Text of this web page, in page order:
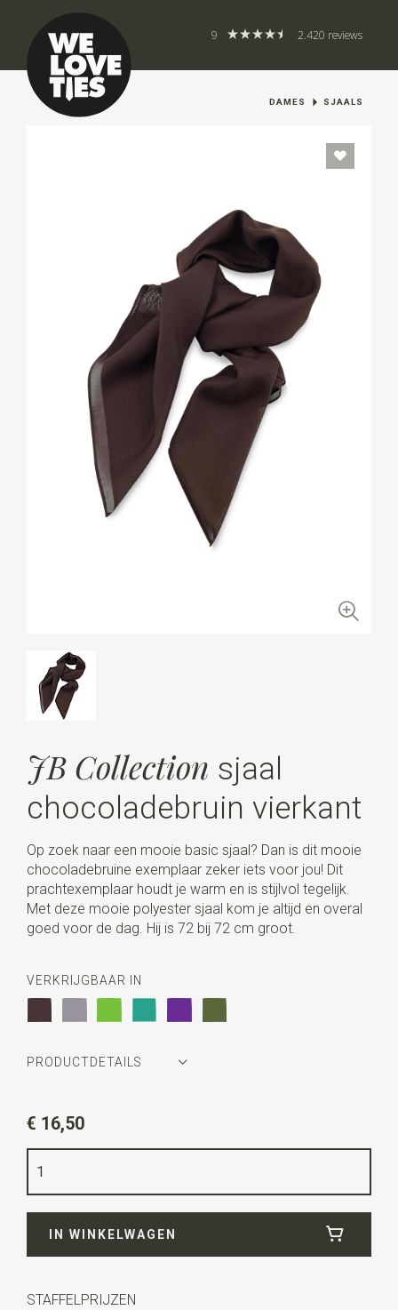
9 2.420 reviews
DAMES SJAALS
JB Collection sjaal
chocoladebruin vierkant
Op zoek naar een mooie basic sjaal? Dan is dit mooie
chocoladebruine exemplaar zeker iets voor jou! Dit
prachtexemplaar houdt je warm en is stijlvol tegelijk.
Met deze mooie polyester sjaal kom je altijd en overal
goed voor de dag. Hij is 72 bij 72 cm groot.
VERKRIJGBAAR IN
PRODUCTDETAILS
chocoladebruin
Kwaliteit
Lengte72 cm
€ 16,50
IN WINKELWAGEN
STAFFELPRIJZEN